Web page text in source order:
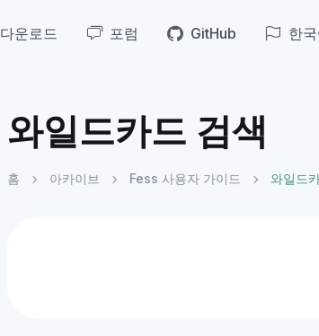
다운로드 포럼 GitHub 한
와일드카드 검색
홈 아카이브 Fess 사용자 가이드 와일드